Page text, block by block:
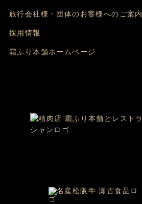
旅行会社様・団体のお客様へのご案内
採用情報
霜ふり本舗ホームページ